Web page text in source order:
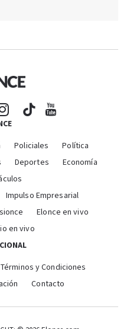
Policiales
Política
Deportes
Economía
Impulso Empresarial
Elonce en vivo
en vivo
Términos y Condiciones
Contacto